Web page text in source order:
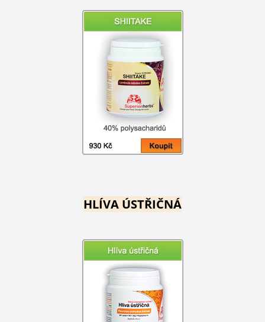
HLÍVA ÚSTŘIČNÁ